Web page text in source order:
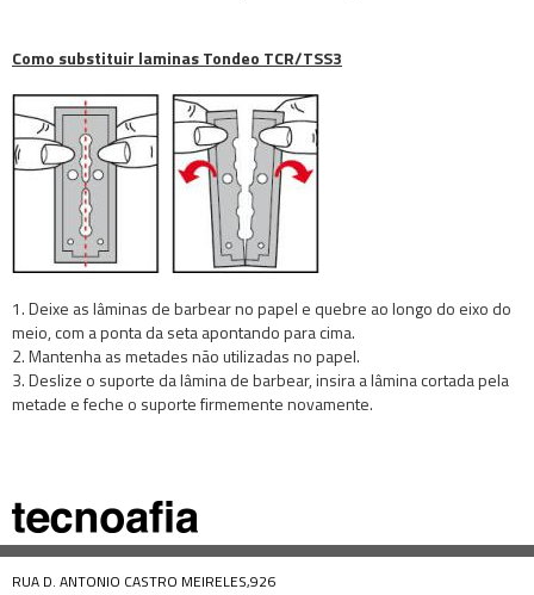
Como substituir laminas Tondeo TCR/TSS3
1. Deixe as lâminas de barbear no papel e quebre ao longo do eixo do
meio, com a ponta da seta apontando para cima.
2. Mantenha as metades não utilizadas no papel.
3. Deslize o suporte da lâmina de barbear, insira a lâmina cortada pela
metade e feche o suporte firmemente novamente.
RUA D. ANTONIO CASTRO MEIRELES,926